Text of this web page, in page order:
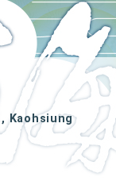
Kaohsiung